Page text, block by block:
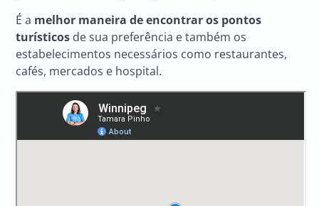
É a melhor maneira de encontrar os pontos
turísticos de sua preferência e também os
estabelecimentos necessários como restaurantes,
cafés, mercados e hospital.